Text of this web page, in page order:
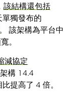
該結構還包括
單獨發布的
。 該架構為平台中
。
減協定
構 14.4
提高了 4 倍。